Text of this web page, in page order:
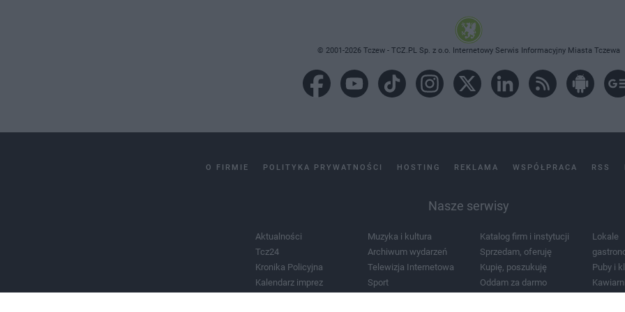
© 2001-2026 Tczew - TCZ.PL Sp. z o.o. Internetowy Serwis Informacyjny Miasta Tczewa
O FIRMIE POLITYKA PRYWATNOŚCI HOSTING REKLAMA WSPÓŁPRACA RSS
Nasze serwisy
Aktualności
Tcz24
Kronika Policyjna
Kalendarz imprez
Muzyka i kultura
Archiwum wydarzeń
Telewizja Internetowa
Sport
Katalog firm i instytucji
Sprzedam, oferuję
Kupię, poszukuję
Oddam za darmo
Lokale
Puby i